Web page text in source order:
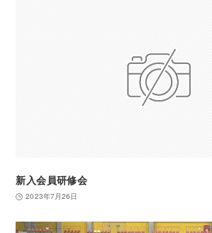
新入会員研修会
2023年7月26日